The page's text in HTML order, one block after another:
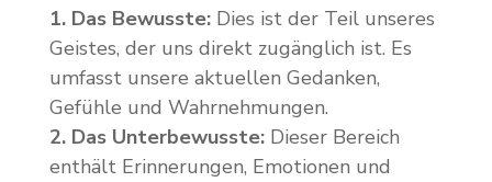
1. Das Bewusste:Dies ist der Teil unseres
Geistes, der uns direkt zugänglich ist. Es
umfasst unsere aktuellen Gedanken,
Gefühle und Wahrnehmungen.
2. Das Unterbewusste:Dieser Bereich
enthält Erinnerungen, Emotionen und